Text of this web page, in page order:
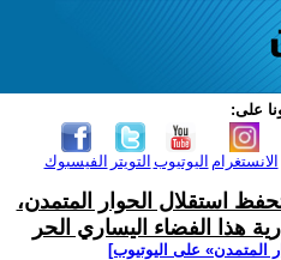
على:
الفيسبوك التويتر اليوتيوب الانستغرام
استقلال الحوار المتمدن،
هذا الفضاء اليساري الحر
المتمدن» على اليوتيوب]